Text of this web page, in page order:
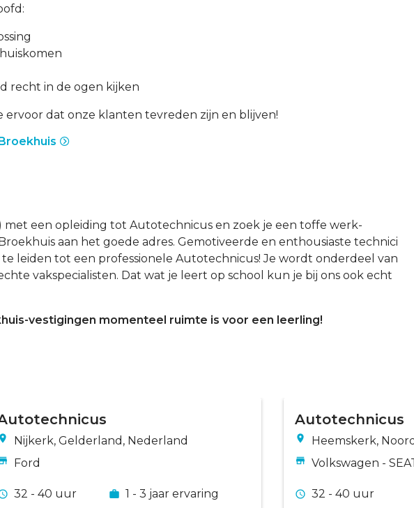
recht in de ogen kijken
ervoor dat onze klanten tevreden zijn en blijven!
met een opleiding tot Autotechnicus en zoek je een toffe werk-
aan het goede adres. Gemotiveerde en enthousiaste technici
leiden tot een professionele Autotechnicus! Je wordt onderdeel van
vakspecialisten. Dat wat je leert op school kun je bij ons ook echt
vestigingen momenteel ruimte is voor een leerling!
Nijkerk, Gelderland, Nederland
Ford
32 - 40 uur 1 - 3 jaar ervaring
Autotechnicus
Heemskerk,
Volkswagen -
32 - 40 uur